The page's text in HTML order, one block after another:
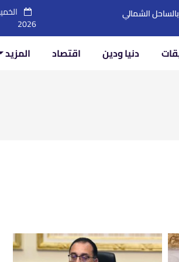
الشمالي
2026
دنيا ودين اقتصاد المزيد